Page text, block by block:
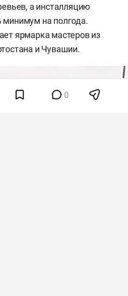
а инсталляцию
на полгода.
ярмарка мастеров из
и Чувашии.
0